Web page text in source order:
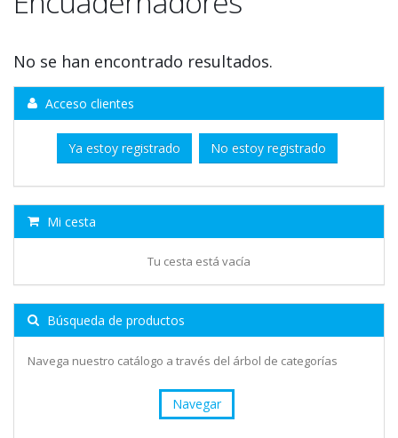
No se han encontrado resultados.
Acceso clientes
Ya estoy registrado No estoy registrado
Mi cesta
Tu cesta está vacía
Búsqueda de productos
Navega nuestro catálogo a través del árbol de categorías
Navegar